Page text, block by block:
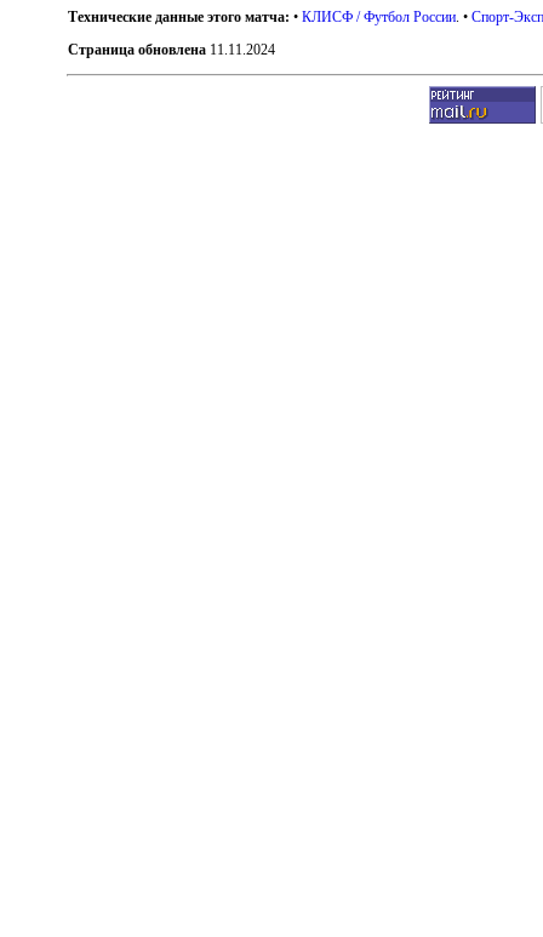
Технические данные этого матча: •КЛИСФ / Футбол России . •Спорт-
Страница обновлена 11.11.2024